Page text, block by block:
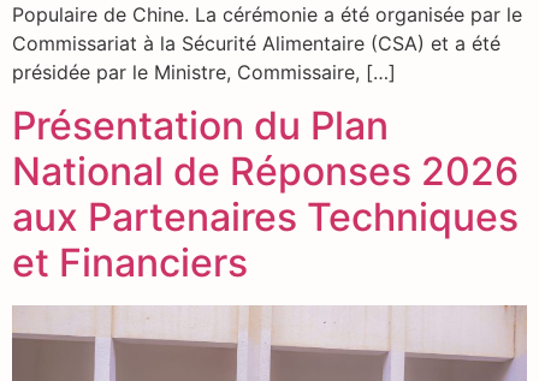
Populaire de Chine. La cérémonie a été organisée par le
Commissariat à la Sécurité Alimentaire (CSA) et a été
présidée par le Ministre, Commissaire, […]
Présentation du Plan
National de Réponses 2026
aux Partenaires Techniques
et Financiers